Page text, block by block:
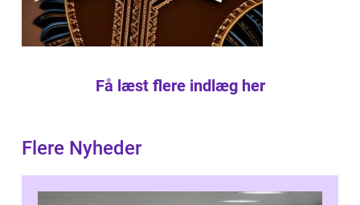
Få læst flere indlæg her
Flere Nyheder